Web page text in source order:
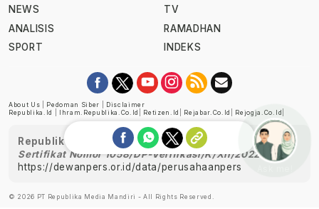
NEWS
ANALISIS
SPORT
TV
RAMADHAN
INDEKS
About Us Pedoman Siber
Disclaimer
Republika.id
Ihram.republika.co.id Retizen.id Rejabar.co.id Rejogja.co.id
Republika telah diverifikasi oleh Dewan Pers
Sertifikat Nomor 1058/DP-Verifikasi/K/XII/2022
https://dewanpers.or.id/data/perusahaanpers
© 2026 PT Republika Media Mandiri - All Rights Reserved.